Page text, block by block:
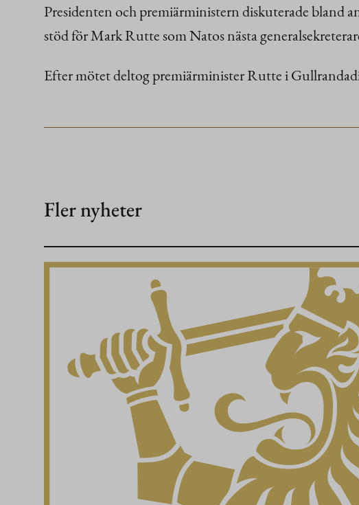
Presidenten och premiärministern diskuterade bland
stöd för Mark Rutte som Natos nästa
Efter mötet deltog premiärminister Rutte i
Fler nyheter